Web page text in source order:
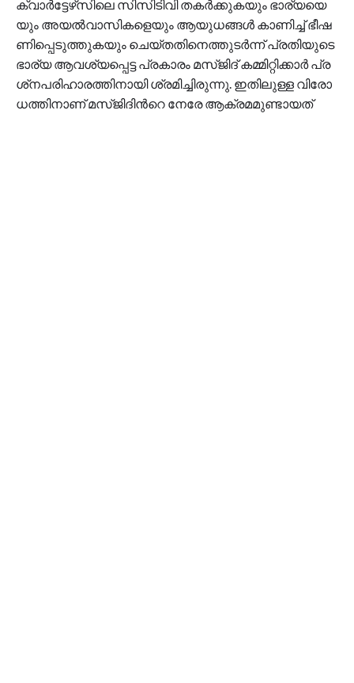
ക്വാ​ര്‍​ട്ടേ​ഴ്‌​സി​ലെ സി​സി​ടി​വി ത​ക​ര്‍​ക്കു​ക​യും ഭാ​ര്യ​യെ​
യും അ​യ​ല്‍​വാ​സി​ക​ളെ​യും ആ​യു​ധ​ങ്ങ​ള്‍ കാ​ണി​ച്ച് ഭീ​ഷ​
ണി​പ്പെ​ടു​ത്തു​ക​യും ചെ​യ്ത​തി​നെ​ത്തു​ട​ര്‍​ന്ന് പ്ര​തി​യു​ടെ
ഭാ​ര്യ ആ​വ​ശ്യ​പ്പെ​ട്ട പ്ര​കാ​രം മ​സ്ജി​ദ് ക​മ്മി​റ്റി​ക്കാ​ര്‍ പ്ര​
ശ്‌​ന​പ​രി​ഹാ​ര​ത്തി​നാ​യി ശ്ര​മി​ച്ചി​രു​ന്നു. ഇ​തി​ലു​ള്ള വി​രോ​
ധ​ത്തി​നാ​ണ് മ​സ്ജി​ദി​ന്‍റെ നേ​രേ ആ​ക്ര​മ​മു​ണ്ടാ​യ​ത്